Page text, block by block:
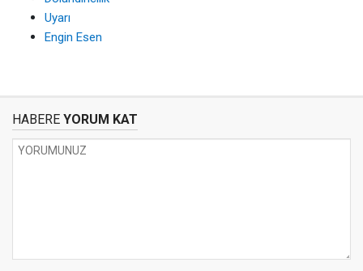
Uyarı
Engin Esen
HABERE YORUM KAT